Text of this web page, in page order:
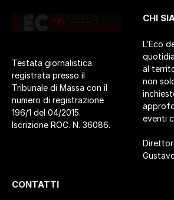
Testata giornalistica
registrata presso il
Tribunale di Massa con il
numero di registrazione
196/1 del 04/2015.
Iscrizione ROC. N. 36086.
CHI
L’Eco
al
non
eventi
CONTATTI